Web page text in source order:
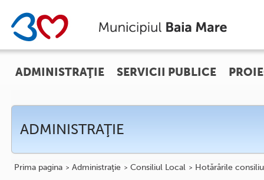
ADMINISTRAŢIE
Prima pagina Administraţie Consiliul Local Hotărârile
ADMINISTRAŢIE SERVICII PUBLICE